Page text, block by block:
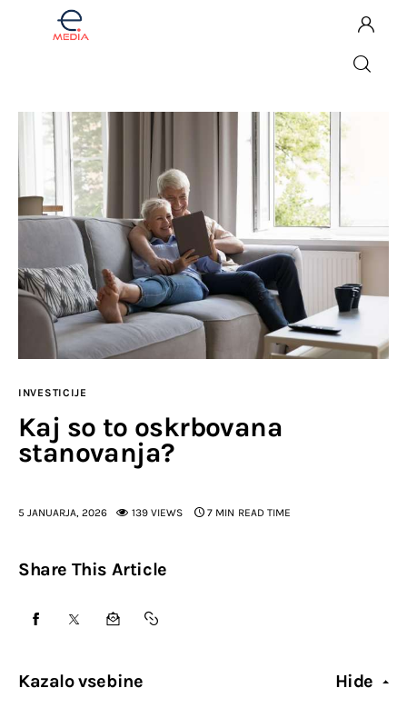
Komentar
Fintech
Investicije
Lifestyle
Zdravje
Tech
INVESTICIJE
Kaj so to oskrbovana
stanovanja?
5 JANUARJA, 2026 139 VIEWS 7 MIN READ TIME
Share This Article
Kazalo vsebine Hide